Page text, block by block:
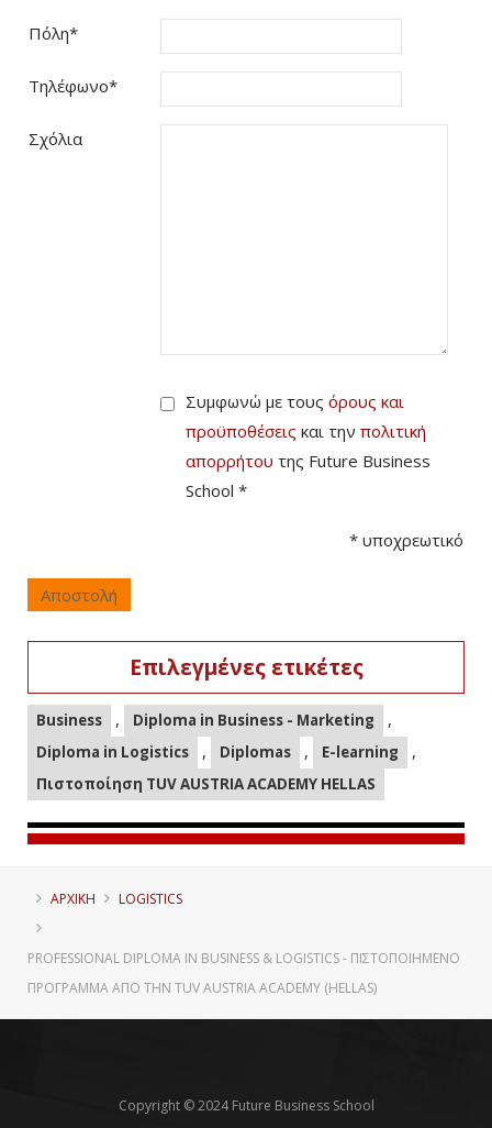
Πόλη*
Τηλέφωνο*
Σχόλια
Συμφωνώ με τους όρους και
προϋποθέσεις και την πολιτική
απορρήτου της Future Business
School *
* υποχρεωτικό
Αποστολή
Επιλεγμένες ετικέτες
Business , Diploma in Business - Marketing ,
Diploma in Logistics , Diplomas , E-learning ,
Πιστοποίηση TUV AUSTRIA ACADEMY HELLAS
ΑΡΧΙΚΗ LOGISTICS
PROFESSIONAL DIPLOMA IN BUSINESS & LOGISTICS - ΠΙΣΤΟΠΟΙΗΜΈΝΟ
ΠΡΌΓΡΑΜΜΑ ΑΠΌ ΤΗΝ TUV AUSTRIA ACADEMY (HELLAS)
Copyright © 2024 Future Business School